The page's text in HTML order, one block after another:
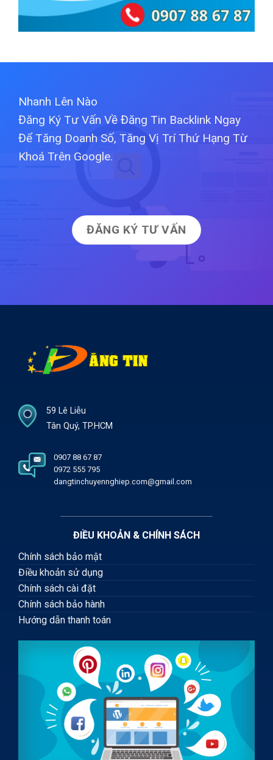
Nhanh Lên Nào
Đăng Ký Tư Vấn Về Đăng Tin Backlink Ngay
Để Tăng Doanh Số, Tăng Vị Trí Thứ Hạng Từ
Khoá Trên Google.
ĐĂNG KÝ TƯ VẤN
59 Lê Liễu
Tân Quý, TP.HCM
0907 88 67 87
0972 555 795
dangtinchuyennghiep.com@gmail.com
ĐIỀU KHOẢN & CHÍNH SÁCH
Chính sách bảo mật
Điều khoản sử dụng
Chính sách cài đặt
Chính sách bảo hành
Hướng dẫn thanh toán